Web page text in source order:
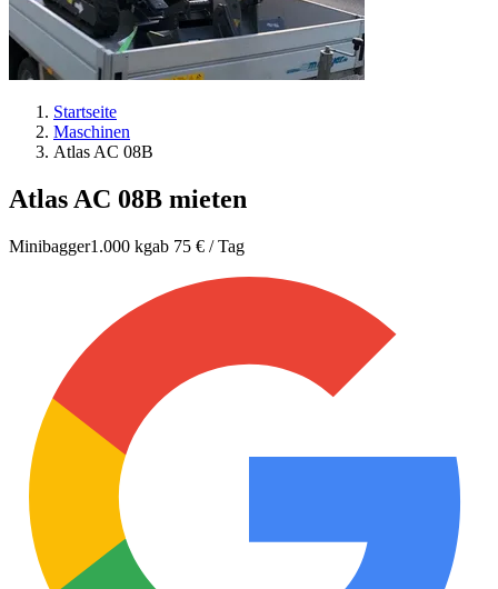
Startseite
Maschinen
Atlas AC 08B
Atlas AC 08B mieten
Minibagger1.000 kgab 75 € / Tag